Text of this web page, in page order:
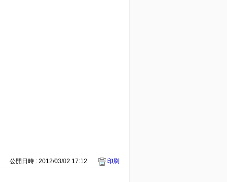
公開日時 : 2012/03/02 17:12 印刷